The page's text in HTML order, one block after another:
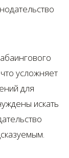
усложняет
для
искать